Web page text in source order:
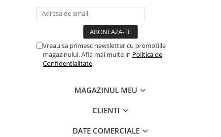
Vreau sa primesc newsletter cu promotiile
magazinului. Afla mai multe in Politica de
Confidentialitate
MAGAZINUL MEU
CLIENTI
DATE COMERCIALE